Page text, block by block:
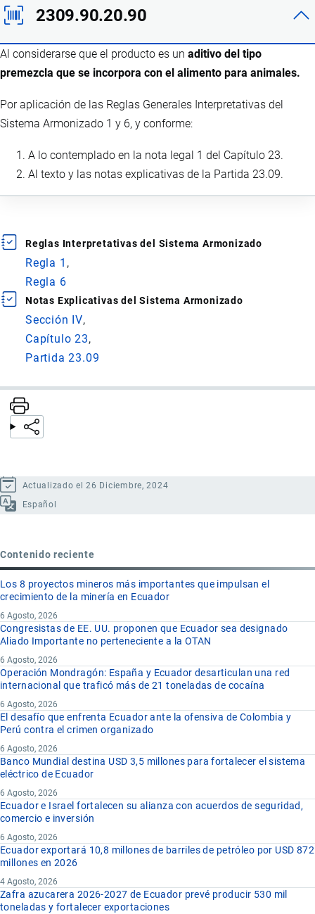
2309.90.20.90
Al considerarse que el producto es un aditivo del tipo
premezcla que se incorpora con el alimento para animales.
Por aplicación de las Reglas Generales Interpretativas del
Sistema Armonizado 1 y 6, y conforme:
A lo contemplado en la nota legal 1 del Capítulo 23.
Al texto y las notas explicativas de la Partida 23.09.
Reglas Interpretativas del Sistema Armonizado
Regla 1
Regla 6
Notas Explicativas del Sistema Armonizado
Sección IV
Capítulo 23
Partida 23.09
Actualizado el 26 Diciembre, 2024
Español
Contenido reciente
Los 8 proyectos mineros más importantes que impulsan el
crecimiento de la minería en Ecuador
6 Agosto, 2026
Congresistas de EE. UU. proponen que Ecuador sea designado
Aliado Importante no perteneciente a la OTAN
6 Agosto, 2026
Operación Mondragón: España y Ecuador desarticulan una red
internacional que traficó más de 21 toneladas de cocaína
6 Agosto, 2026
El desafío que enfrenta Ecuador ante la ofensiva de Colombia y
Perú contra el crimen organizado
6 Agosto, 2026
Banco Mundial destina USD 3,5 millones para fortalecer el sistema
eléctrico de Ecuador
6 Agosto, 2026
Ecuador e Israel fortalecen su alianza con acuerdos de seguridad,
comercio e inversión
6 Agosto, 2026
Ecuador exportará 10,8 millones de barriles de petróleo por USD 872
millones en 2026
4 Agosto, 2026
Zafra azucarera 2026-2027 de Ecuador prevé producir 530 mil
toneladas y fortalecer exportaciones